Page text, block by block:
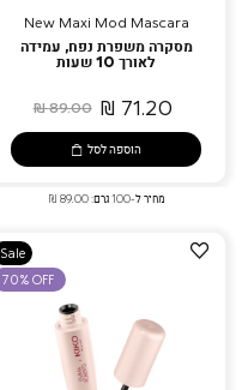
New Maxi Mod Mascara
מסקרה משפרת נפח, עמידה
לאורך 10 שעות
71.20 ₪
89.00 ₪
הוספה לסל
מחיר ל-100 גרם: 89.00 ₪
הוספה
Sale
70% OFF